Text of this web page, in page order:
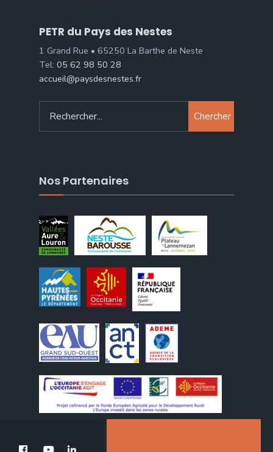
PETR du Pays des Nestes
1 Grand Rue • 65250 La Barthe de Neste
Tel: 05 62 98 50 28
accueil@paysdesnestes.fr
Chercher
Nos Partenaires